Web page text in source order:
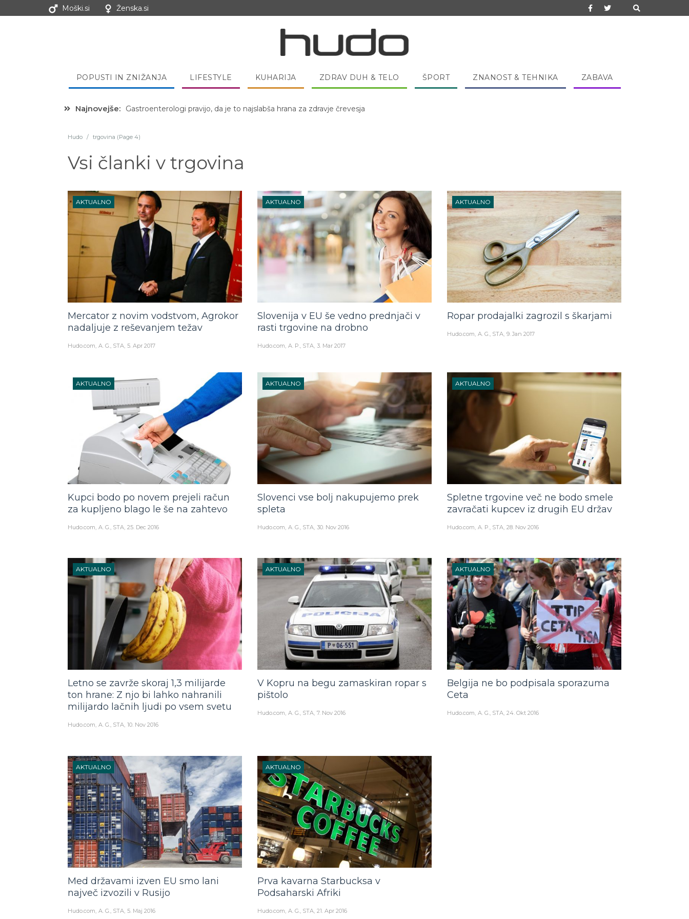
Moški.si Ženska.si
POPUSTI IN ZNIŽANJA LIFESTYLE KUHARIJA ZDRAV DUH & TELO ŠPORT ZNANOST & TEHNIKA ZABAVA
Najnovejše: Hibernacijska dieta: Zakaj je pred spanjem dobro pojesti žlico medu?
Hudo / trgovina (Page 4)
Vsi članki v trgovina
AKTUALNO
Mercator z novim vodstvom, Agrokor
nadaljuje z reševanjem težav
Hudo.com A. G., STA 5. Apr 2017
AKTUALNO
Slovenija v EU še vedno prednjači v
rasti trgovine na drobno
Hudo.com A. P., STA 3. Mar 2017
AKTUALNO
Ropar prodajalki zagrozil s škarjami
Hudo.com A. G., STA 9. Jan 2017
AKTUALNO
Kupci bodo po novem prejeli račun
za kupljeno blago le še na zahtevo
Hudo.com A. G., STA 25. Dec 2016
AKTUALNO
Slovenci vse bolj nakupujemo prek
spleta
Hudo.com A. G., STA 30. Nov 2016
AKTUALNO
Spletne trgovine več ne bodo smele
zavračati kupcev iz drugih EU držav
Hudo.com A. P., STA 28. Nov 2016
AKTUALNO
Letno se zavrže skoraj 1,3 milijarde
ton hrane: Z njo bi lahko nahranili
milijardo lačnih ljudi po vsem svetu
Hudo.com A. G., STA 10. Nov 2016
AKTUALNO
V Kopru na begu zamaskiran ropar s
pištolo
Hudo.com A. G., STA 7. Nov 2016
AKTUALNO
Belgija ne bo podpisala sporazuma
Ceta
Hudo.com A. G., STA 24. Okt 2016
AKTUALNO
Med državami izven EU smo lani
največ izvozili v Rusijo
Hudo.com A. G., STA 5. Maj 2016
AKTUALNO
Prva kavarna Starbucksa v
Podsaharski Afriki
Hudo.com A. G., STA 21. Apr 2016